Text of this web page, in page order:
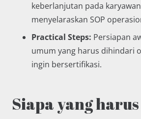
keberlanjutan pada
menyelaraskan SOP
Practical Steps: Persiapan
umum yang harus dihindari
ingin bersertifikasi.
Siapa yang